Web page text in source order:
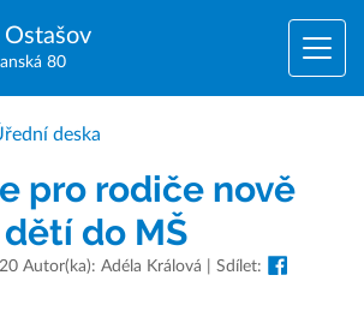
Ostašov
80
deska
pro rodiče nově
do MŠ
Autor(ka): Adéla Králová | Sdílet: